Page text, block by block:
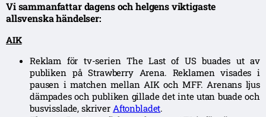
Vi sammanfattar dagens och helgens viktigaste
allsvenska händelser:
AIK
Reklam för tv-serien The Last of US buades ut av
publiken på Strawberry Arena. Reklamen visades i
pausen i matchen mellan AIK och MFF. Arenans ljus
dämpades och publiken gillade det inte utan buade och
busvisslade, skriver Aftonbladet.